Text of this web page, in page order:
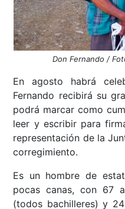
Don Fernando /
En agosto habrá
Fernando recibirá su
podrá marcar como
leer y escribir para
representación de la
corregimiento.
Es un hombre de
pocas canas, con 67
(todos bachilleres) y